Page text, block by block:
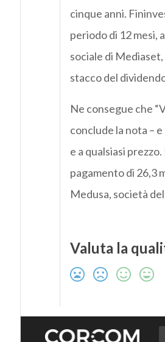
cinque anni.
periodo di 12 mesi,
sociale di
stacco del
Ne consegue che
conclude la nota –
e a qualsiasi
pagamento di 26,3
Medusa, società
Valuta la